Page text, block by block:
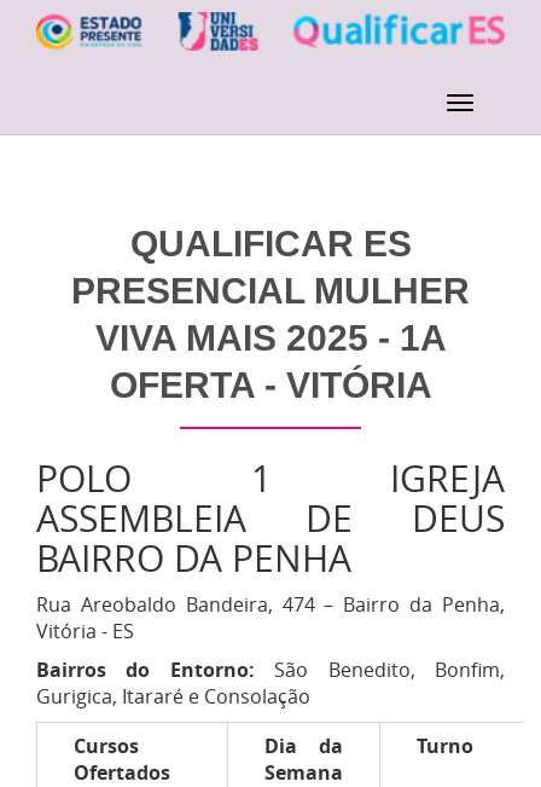
QUALIFICAR ES
PRESENCIAL MULHER
VIVA MAIS 2025 - 1A
OFERTA - VITÓRIA
POLO 1 IGREJA
ASSEMBLEIA DE DEUS
BAIRRO DA PENHA
Rua Areobaldo Bandeira, 474 – Bairro da Penha,
Vitória - ES
Bairros do Entorno: São Benedito, Bonfim,
Gurigica, Itararé e Consolação
Cursos
Ofertados
Dia da
Semana
Turno